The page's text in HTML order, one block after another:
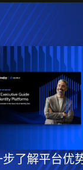
步了解平台优